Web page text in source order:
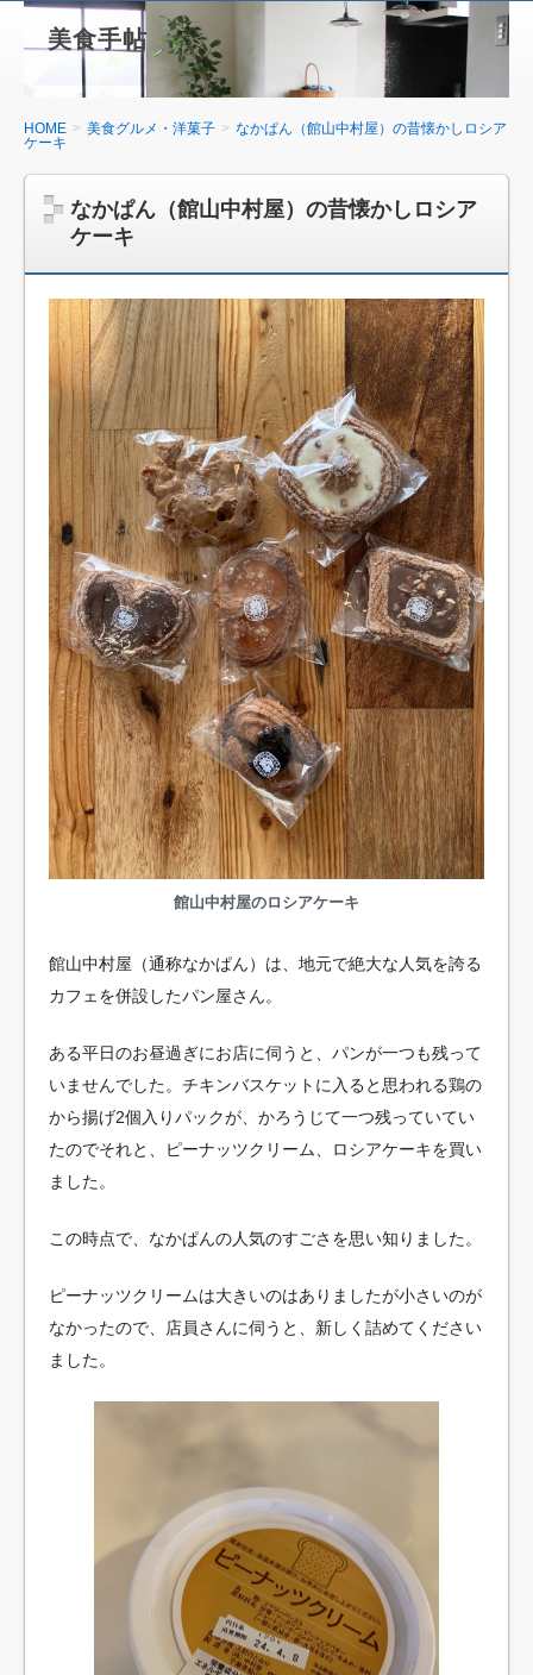
美食手帖
HOME 美食グルメ・洋菓子
なかぱん（館山中村屋）の昔懐かしロシア
ケーキ
なかぱん（館山中村屋）の昔懐かしロシア
ケーキ
館山中村屋のロシアケーキ
館山中村屋（通称なかぱん）は、地元で絶大な人気を誇る
カフェを併設したパン屋さん。
ある平日のお昼過ぎにお店に伺うと、パンが一つも残って
いませんでした。チキンバスケットに入ると思われる鶏の
から揚げ2個入りパックが、かろうじて一つ残っていてい
たのでそれと、ピーナッツクリーム、ロシアケーキを買い
ました。
この時点で、なかぱんの人気のすごさを思い知りました。
ピーナッツクリームは大きいのはありましたが小さいのが
なかったので、店員さんに伺うと、新しく詰めてください
ました。